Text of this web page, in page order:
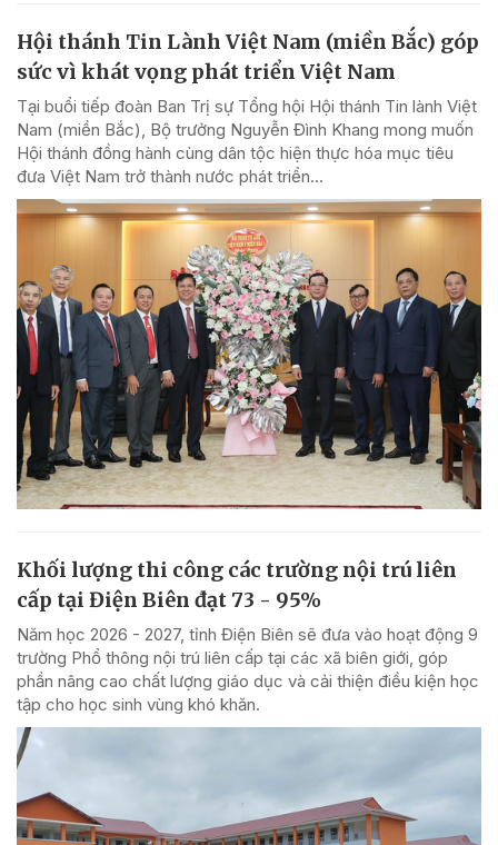
Hội thánh Tin Lành Việt Nam (miền Bắc) góp
sức vì khát vọng phát triển Việt Nam
Tại buổi tiếp đoàn Ban Trị sự Tổng hội Hội thánh Tin lành Việt
Nam (miền Bắc), Bộ trưởng Nguyễn Đình Khang mong muốn
Hội thánh đồng hành cùng dân tộc hiện thực hóa mục tiêu
đưa Việt Nam trở thành nước phát triển...
Khối lượng thi công các trường nội trú liên
cấp tại Điện Biên đạt 73 - 95%
Năm học 2026 - 2027, tỉnh Điện Biên sẽ đưa vào hoạt động 9
trường Phổ thông nội trú liên cấp tại các xã biên giới, góp
phần nâng cao chất lượng giáo dục và cải thiện điều kiện học
tập cho học sinh vùng khó khăn.